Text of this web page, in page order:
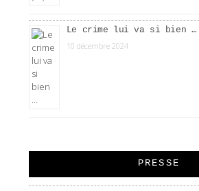
Le crime lui va si bien …
10 décembre 2024
PRESSE